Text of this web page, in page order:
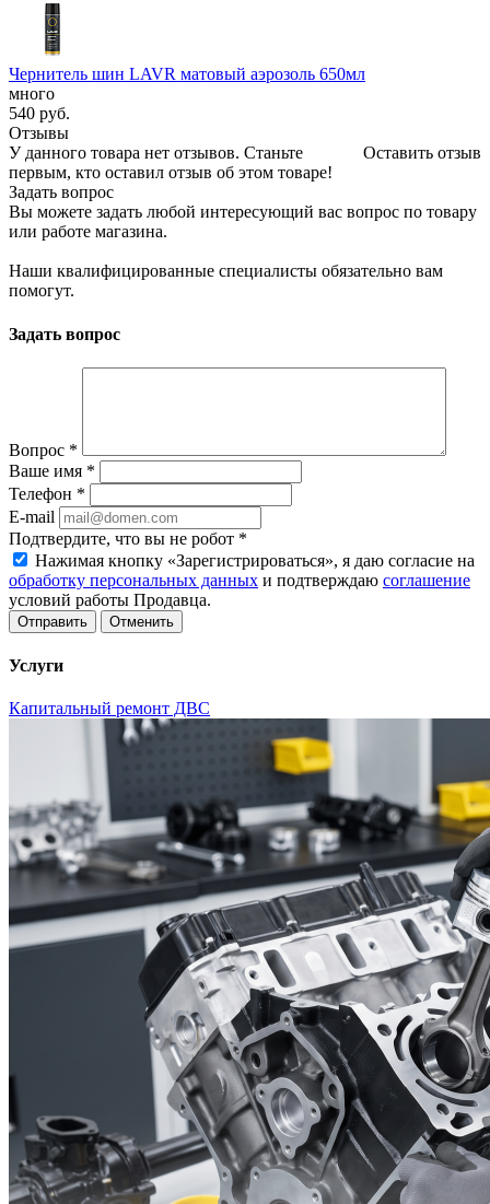
Чернитель шин LAVR матовый аэрозоль 650мл
много
540 руб.
Отзывы
Оставить отзыв
У данного товара нет отзывов. Станьте
первым, кто оставил отзыв об этом товаре!
Задать вопрос
Вы можете задать любой интересующий вас вопрос по товару
или работе магазина.
Наши квалифицированные специалисты обязательно вам
помогут.
Задать вопрос
Вопрос *
Ваше имя *
Телефон *
E-mail
Подтвердите, что вы не робот *
Нажимая кнопку «Зарегистрироваться», я даю согласие на
обработку персональных данных и подтверждаю соглашение
условий работы Продавца.
Отменить
Услуги
Капитальный ремонт ДВС